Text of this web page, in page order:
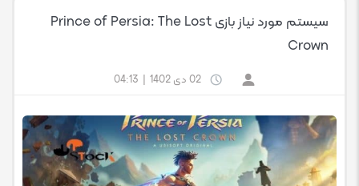
سیستم مورد نیاز بازی Prince of Persia: The Lost
Crown
02 دی 1402 04:13